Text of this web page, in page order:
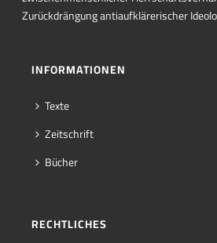
Zurückdrängung antiaufklärerischer
INFORMATIONEN
Texte
Zeitschrift
Bücher
RECHTLICHES